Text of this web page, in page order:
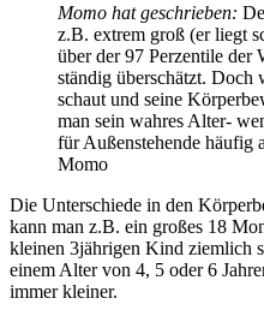
Momo hat geschrieben:
z.B. extrem groß (er liegt
über der 97 Perzentile der
ständig überschätzt. Doch
schaut und seine
man sein wahres Alter-
für Außenstehende häufig
Momo
Die Unterschiede in den
kann man z.B. ein großes 18
kleinen 3jährigen Kind ziemlich
einem Alter von 4, 5 oder 6
immer kleiner.